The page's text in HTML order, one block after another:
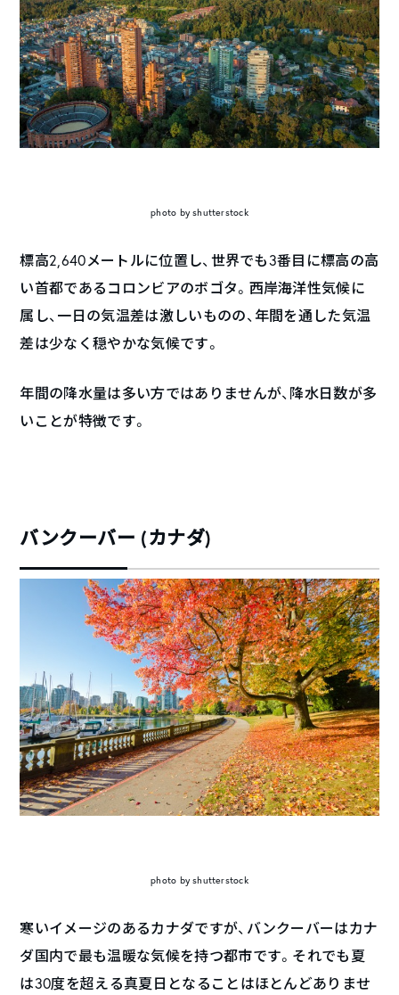
photo by shutterstock
標高2,640メートルに位置し、世界でも3番目に標高の高
い首都であるコロンビアのボゴタ。西岸海洋性気候に
属し、一日の気温差は激しいものの、年間を通した気温
差は少なく穏やかな気候です。
年間の降水量は多い方ではありませんが、降水日数が多
いことが特徴です。
バンクーバー (カナダ)
photo by shutterstock
寒いイメージのあるカナダですが、バンクーバーはカナ
ダ国内で最も温暖な気候を持つ都市です。それでも夏
は30度を超える真夏日となることはほとんどありませ